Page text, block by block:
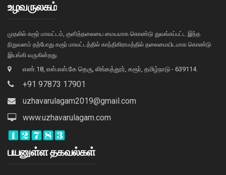
உழவருலகம்
முதலில் கரூர் மாவட்டம், குளித்தலையை மையமாக கொண்டு துவங்கப்பட்ட இந்த
நிறுவனம் தற்போது கரூர் மாவட்டத்தில் காந்திகிராமத்தில் தலைமையிடமாக கொண்டு
இயங்கி வருகின்றது.
எண்.18, எஸ்.எஸ்.கே தெரு, லிங்கத்தூர், கரூர், தமிழ்நாடு - 639114.
+91 97873 17901
uzhavarulagam2019@gmail.com
www.uzhavarulagam.com
பயனுள்ள தகவல்கள்